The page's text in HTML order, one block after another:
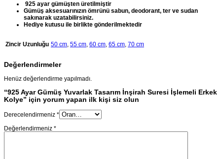
925 ayar gümüşten üretilmiştir
Gümüş aksesuarınızın ömrünü sabun, deodorant, ter ve sudan
sakınarak uzatabilirsiniz.
Hediye kutusu ile birlikte gönderilmektedir
Zincir Uzunluğu 50 cm 55 cm 60 cm 65 cm 70 cm
Değerlendirmeler
Henüz değerlendirme yapılmadı.
“925 Ayar Gümüş Yuvarlak Tasarım İnşirah Suresi İşlemeli Erkek
Kolye” için yorum yapan ilk kişi siz olun
Derecelendirmeniz *
Değerlendirmeniz *